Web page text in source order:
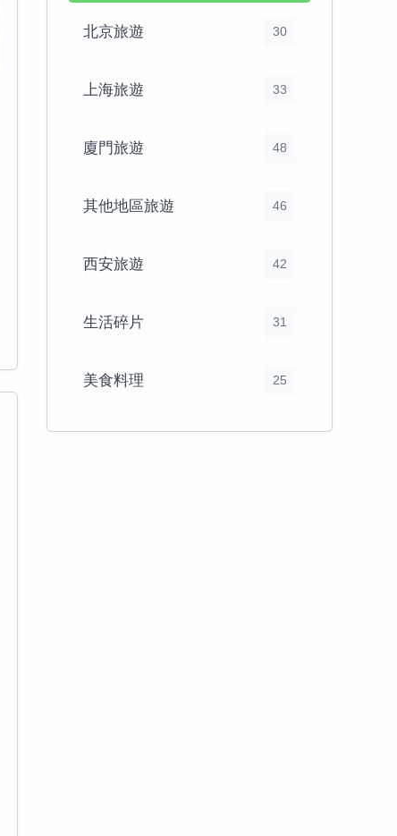
北京旅遊 30
上海旅遊 33
廈門旅遊 48
其他地區旅遊 46
西安旅遊 42
生活碎片 31
美食料理 25